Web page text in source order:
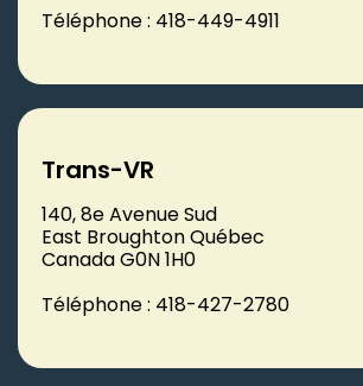
Téléphone : 418-449-4911
Trans-VR
140, 8e Avenue Sud
East Broughton Québec
Canada G0N 1H0
Téléphone : 418-427-2780